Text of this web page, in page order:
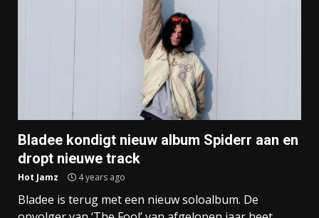
Bladee kondigt nieuw album Spiderr aan en
dropt nieuwe track
Hot Jamz 4 years ago
Bladee is terug met een nieuw soloalbum. De